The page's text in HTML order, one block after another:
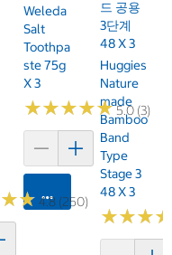
★★
★★ 4.8 (250)
Weleda
Salt
Toothpa
Ste 75g
X 3
★★★★★
★★★★★5.0 (3)
카트에 담기
드 공용
3단계
48 X 3
Huggies
Nature
Made
Bamboo
Band
Type
Stage 3
48 X 3
★★★
★★★